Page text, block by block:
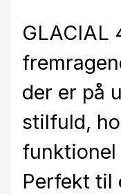
GLACIAL
der er på
stilfuld,
funktionel
Perfekt til